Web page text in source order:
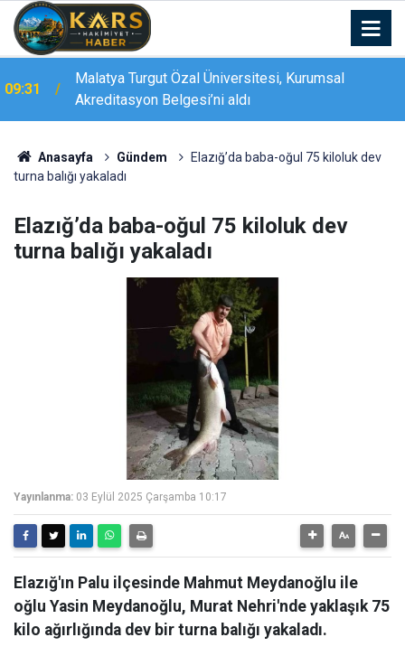
09:31
Malatya Turgut Özal Üniversitesi, Kurumsal
Akreditasyon Belgesi’ni aldı
09:28
TÖTM’de modern endoskopi odasının açılışı
gerçekleştirildi
Anasayfa Gündem
Elazığ’da baba-oğul 75 kiloluk dev
turna balığı yakaladı
Elazığ’da baba-oğul 75 kiloluk dev
turna balığı yakaladı
Yayınlanma: 03 Eylül 2025 Çarşamba 10:17
Elazığ'ın Palu ilçesinde Mahmut Meydanoğlu ile
oğlu Yasin Meydanoğlu, Murat Nehri'nde yaklaşık 75
kilo ağırlığında dev bir turna balığı yakaladı.